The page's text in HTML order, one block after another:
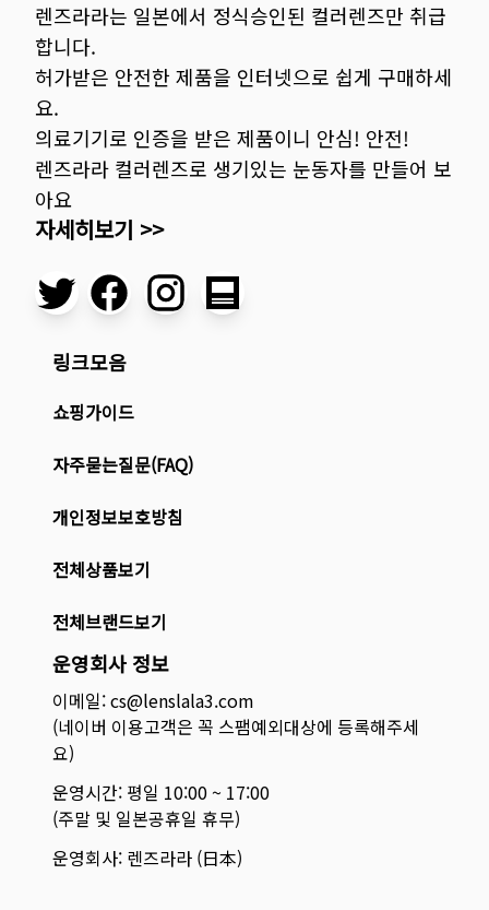
렌즈라라는 일본에서 정식승인된 컬러렌즈만 취급
합니다.
허가받은 안전한 제품을 인터넷으로 쉽게 구매하세
요.
의료기기로 인증을 받은 제품이니 안심! 안전!
렌즈라라 컬러렌즈로 생기있는 눈동자를 만들어 보
아요
자세히보기 >>
링크모음
쇼핑가이드
자주묻는질문(FAQ)
개인정보보호방침
전체상품보기
전체브랜드보기
운영회사 정보
이메일: cs@lenslala3.com
(네이버 이용고객은 꼭 스팸예외대상에 등록해주세
요)
운영시간: 평일 10:00 ~ 17:00
(주말 및 일본공휴일 휴무)
운영회사: 렌즈라라 (日本)